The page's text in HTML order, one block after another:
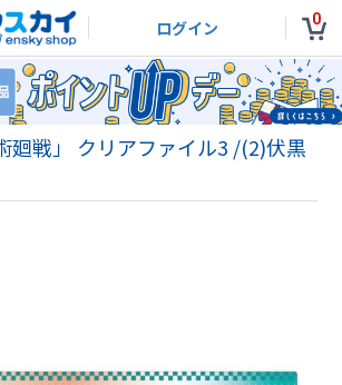
ログイン 0
廻戦」 クリアファイル3 /(2)伏黒